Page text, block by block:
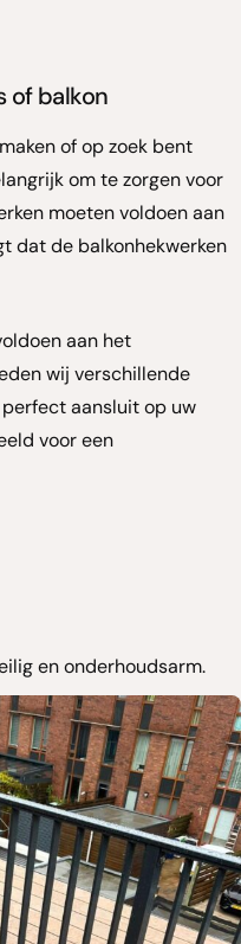
of balkon
of op zoek bent
om te zorgen voor
moeten voldoen aan
dat de balkonhekwerken
aan het
wij verschillende
aansluit op uw
voor een
en onderhoudsarm.